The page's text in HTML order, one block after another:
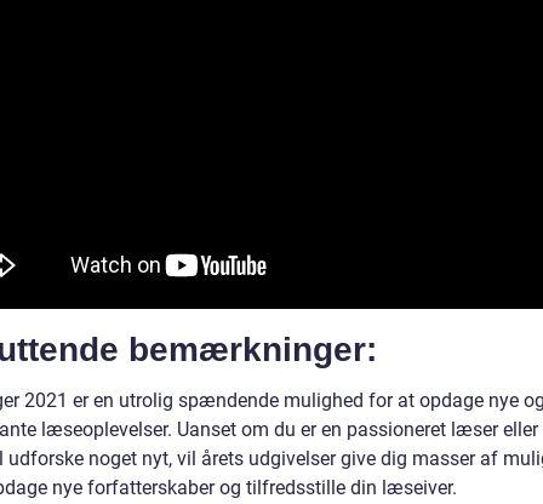
bemærkninger:
2021 er en utrolig spændende mulighed for at opdage nye
læseoplevelser. Uanset om du er en passioneret læser eller
udforske noget nyt, vil årets udgivelser give dig masser af
nye forfatterskaber og tilfredsstille din læseiver.